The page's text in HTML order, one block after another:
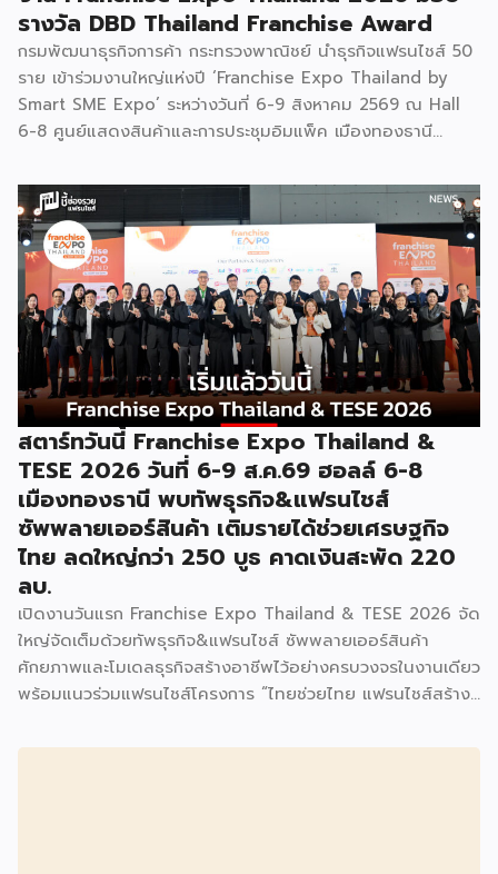
รางวัล DBD Thailand Franchise Award
กรมพัฒนาธุรกิจการค้า กระทรวงพาณิชย์ นำธุรกิจแฟรนไชส์ 50
ราย เข้าร่วมงานใหญ่แห่งปี ‘Franchise Expo Thailand by
Smart SME Expo’ ระหว่างวันที่ 6-9 สิงหาคม 2569 ณ Hall
6-8 ศูนย์แสดงสินค้าและการประชุมอิมแพ็ค เมืองทองธานี
2026 ให้แก่ผู้ประกอบธุรกิจแฟรนไชส์ที่อยู่ในการส่งเสริมสนับสนุน
ของกรมฯ นายพูนพงษ์ นัยนาภากรณ์ อธิบดีกรมพัฒนาธุรกิจ
การค้า กระทรวงพาณิชย์ เปิดเผยภายหลังเป็นประธานเปิดงาน
“งานแฟรนไชส์ เอ็กซ์โป ไทยแลนด์ บาย สมาร์ท เอสเอ็มอี เอ็กซ์
โป (Franchise Expo Thailand by Smart SME Expo)” ซึ่ง
เป็นงานแสดงธุรกิจแฟรนไชส์ชั้นนำที่จัดขึ้นโดย บริษัท พีเอ็มจี
คอร์ปอเรชัน จำกัด เพื่อยกระดับศักยภาพของผู้ประกอบการและ
เจ้าของธุรกิจที่ต้องการขยายกิจการผ่านระบบแฟรนไชส์ […]
สตาร์ทวันนี้ Franchise Expo Thailand &
TESE 2026 วันที่ 6-9 ส.ค.69 ฮอลล์ 6-8
เมืองทองธานี พบทัพธุรกิจ&แฟรนไชส์
ซัพพลายเออร์สินค้า เติมรายได้ช่วยเศรษฐกิจ
ไทย ลดใหญ่กว่า 250 บูธ คาดเงินสะพัด 220
ลบ.
เปิดงานวันแรก Franchise Expo Thailand & TESE 2026 จัด
ใหญ่จัดเต็มด้วยทัพธุรกิจ&แฟรนไชส์ ซัพพลายเออร์สินค้า
ศักยภาพและโมเดลธุรกิจสร้างอาชีพไว้อย่างครบวงจรในงานเดียว
พร้อมแนวร่วมแฟรนไชส์โครงการ “ไทยช่วยไทย แฟรนไชส์สร้าง
รวมกว่า 250 บูธ บนพื้นที่ 15,000 ตารางเมตร หวังเป็นทาง